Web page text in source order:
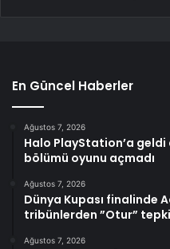
En Güncel Haberler
Ağustos 7, 2026
Halo PlayStation’a
bölümü oyunu açmadı
Ağustos 7, 2026
Dünya Kupası finalinde
tribünlerden ”Otur”
Ağustos 7, 2026